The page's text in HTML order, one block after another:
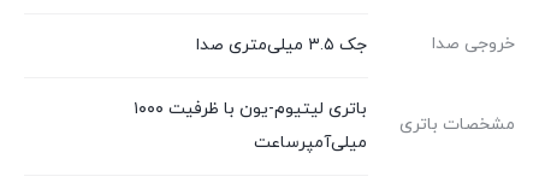
خروجی صدا جک ۳.۵ میلی‌متری صدا
مشخصات باتری
باتری لیتیوم-یون با ظرفیت ۱۰۰۰
میلی‌آمپر‌ساعت